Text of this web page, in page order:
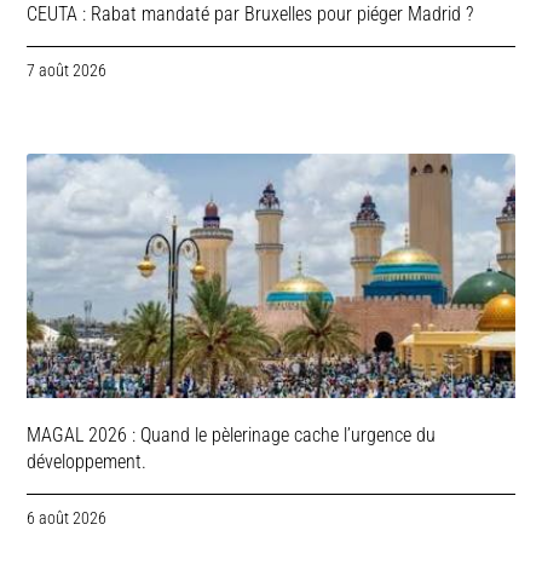
CEUTA : Rabat mandaté par Bruxelles pour piéger Madrid ?
7 août 2026
MAGAL 2026 : Quand le pèlerinage cache l’urgence du
développement.
6 août 2026